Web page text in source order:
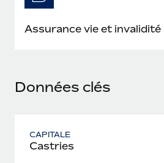
En savoir plus
Assurance vie et invalidité
Données clés
CAPITALE
Castries